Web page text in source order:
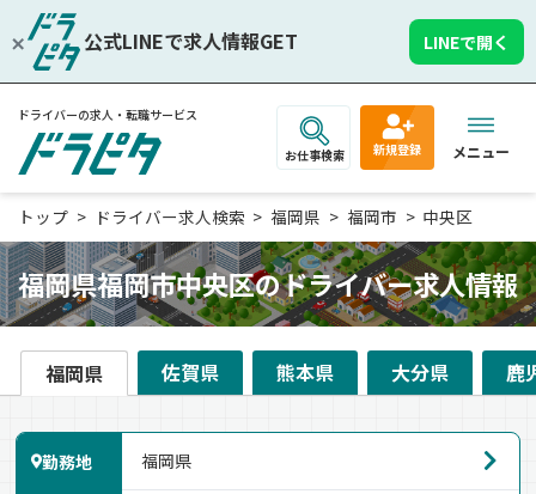
公式LINEで求人情報GET LINEで開く
ドライバーの求人・転職サービス
お仕事検索 新規登録 メニュー
トップ ドライバー求人検索 福岡県 福岡市 中央区
福岡県福岡市中央区のドライバー求人情報
福岡県 佐賀県 熊本県 大分県 鹿
勤務地